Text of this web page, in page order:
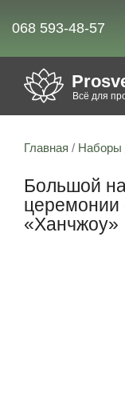
068 593-48-57
Всё для
Главная / Наборы
Большой
церемонии
«Ханчжоу»‎